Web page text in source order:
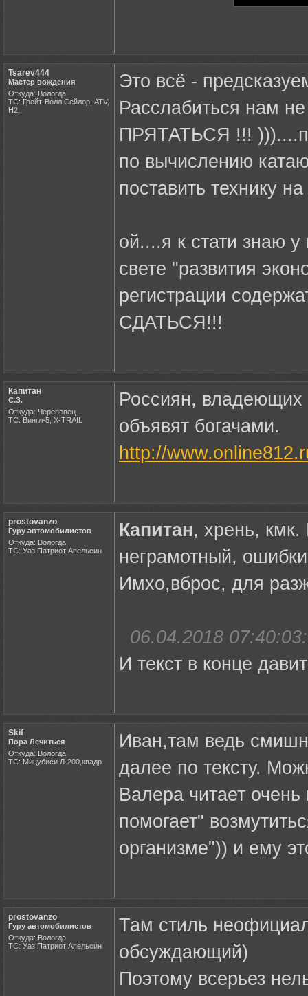
Tsarev444
Мастер вождения
Откуда: Вологда
ТС: Грейт-Волл Сейлор, АТV,
Н2.
Это всё -
Расслабиться нам
ПРЯТАТЬСЯ !!!
по вычислению
поставить технику
ой....я к стати знаю у
свете "развития
регистрации
СДАТЬСЯ!!!
Капитан
С.З.
Откуда: Череповец
ТС: Вингл-5, X-TRAIL
Россиян,
объявят богачами.
http://
prostovanzo
Гуру автомобилистов
Откуда: Вологда
ТС: Уаз Патриот Апельсин
Капитан, хрень, кмк.
неграмотный,
Имхо,вброс, для
06.04.2018 07:40:03:
И текст в конце
Skif
Пора Лечиться
Откуда: Вологда
ТС: Мицубиси Л-200,квадр
Иван,там ведь
далее по тексту.
Валера читает
помогает"
организме")) и ему
prostovanzo
Гуру автомобилистов
Откуда: Вологда
ТС: Уаз Патриот Апельсин
Там стиль
обсуждающий)
Поэтому всерьез